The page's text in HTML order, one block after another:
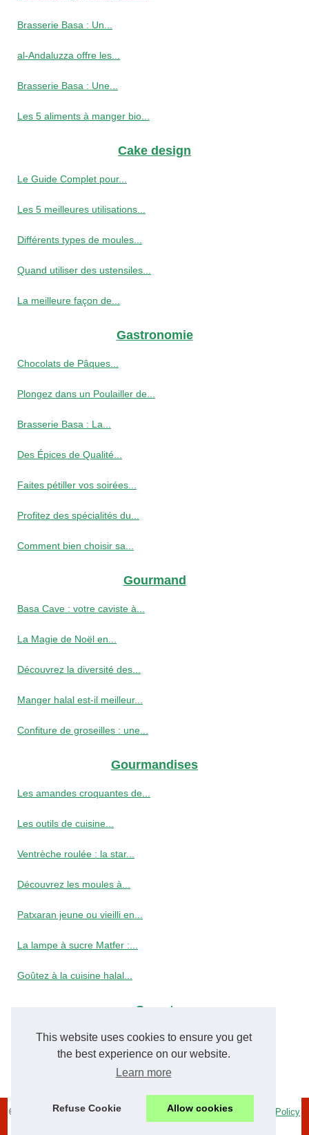
This website uses cookies to ensure you get
the best experience on our website.
Learn more
Refuse Cookie Allow cookies
Brasserie Basa : Un...
al-Andaluzza offre les...
Brasserie Basa : Une...
Les 5 aliments à manger bio...
Cake design
Le Guide Complet pour...
Les 5 meilleures utilisations...
Différents types de moules...
Quand utiliser des ustensiles...
La meilleure façon de...
Gastronomie
Chocolats de Pâques...
Plongez dans un Poulailler de...
Brasserie Basa : La...
Des Épices de Qualité...
Faites pétiller vos soirées...
Profitez des spécialités du...
Comment bien choisir sa...
Gourmand
Basa Cave : votre caviste à...
La Magie de Noël en...
Découvrez la diversité des...
Manger halal est-il meilleur...
Confiture de groseilles : une...
Gourmandises
Les amandes croquantes de...
Les outils de cuisine...
Ventrèche roulée : la star...
Découvrez les moules à...
Patxaran jeune ou vieilli en...
La lampe à sucre Matfer :...
Goûtez à la cuisine halal...
Secret
Le jus de grenade : un...
Nos secrets pour réussir un...
© 2026 Cuisine-algerienne-de-souhila.com|Plan du site|
Cookies Policy